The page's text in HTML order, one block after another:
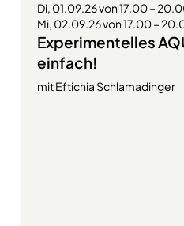
Di, 01.09.26 von 17.00 –
Mi, 02.09.26 von 17.00 –
Experimentelles
einfach!
mit Eftichia Schlamadinger